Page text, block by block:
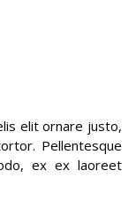
elit ornare justo,
Pellentesque
ex ex laoreet